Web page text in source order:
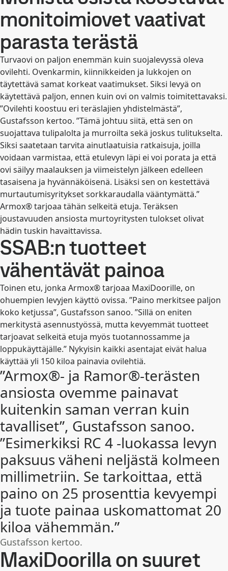
monitoimiovet vaativat
parasta terästä
Turvaovi on paljon enemmän kuin suojalevyssä oleva
ovilehti. Ovenkarmin, kiinnikkeiden ja lukkojen on
täytettävä samat korkeat vaatimukset. Siksi levyä on
käytettävä paljon, ennen kuin ovi on valmis toimitettavaksi.
”Ovilehti koostuu eri teräslajien yhdistelmästä”,
Gustafsson kertoo. ”Tämä johtuu siitä, että sen on
suojattava tulipalolta ja murroilta sekä joskus tulitukselta.
Siksi saatetaan tarvita ainutlaatuisia ratkaisuja, joilla
voidaan varmistaa, että etulevyn läpi ei voi porata ja että
ovi säilyy maalauksen ja viimeistelyn jälkeen edelleen
tasaisena ja hyvännäköisenä. Lisäksi sen on kestettävä
murtautumisyritykset sorkkaraudalla vääntymättä.”
Armox® tarjoaa tähän selkeitä etuja. Teräksen
joustavuuden ansiosta murtoyritysten tulokset olivat
hädin tuskin havaittavissa.
SSAB:n tuotteet
vähentävät painoa
Toinen etu, jonka Armox® tarjoaa MaxiDoorille, on
ohuempien levyjen käyttö ovissa. ”Paino merkitsee paljon
koko ketjussa”, Gustafsson sanoo. ”Sillä on eniten
merkitystä asennustyössä, mutta kevyemmät tuotteet
tarjoavat selkeitä etuja myös tuotannossamme ja
loppukäyttäjälle.” Nykyisin kaikki asentajat eivät halua
käyttää yli 150 kiloa painavia ovilehtiä.
”Armox®- ja Ramor®-terästen
ansiosta ovemme painavat
kuitenkin saman verran kuin
tavalliset”, Gustafsson sanoo.
”Esimerkiksi RC 4 -luokassa levyn
paksuus väheni neljästä kolmeen
millimetriin. Se tarkoittaa, että
paino on 25 prosenttia kevyempi
ja tuote painaa uskomattomat 20
kiloa vähemmän.”
Gustafsson kertoo.
MaxiDoorilla on suuret